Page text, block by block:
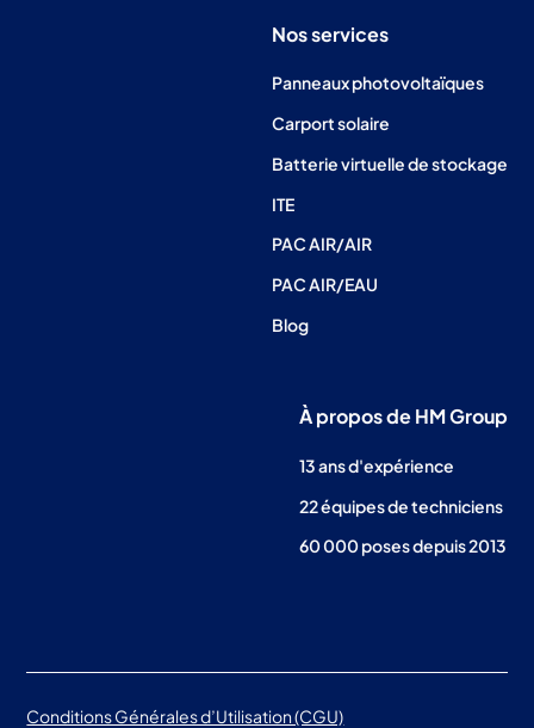
Nos services
Panneaux photovoltaïques
Carport solaire
Batterie virtuelle de stockage
ITE
PAC AIR/AIR
PAC AIR/EAU
Blog
À propos de HM Group
13 ans d'expérience
22 équipes de techniciens
60 000 poses depuis 2013
Conditions Générales d’Utilisation (CGU)